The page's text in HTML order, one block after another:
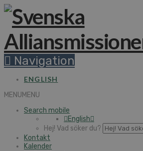
Navigation
ENGLISH
MENUMENU
Search mobile
English
Hej! Vad söker du?
Kontakt
Kalender